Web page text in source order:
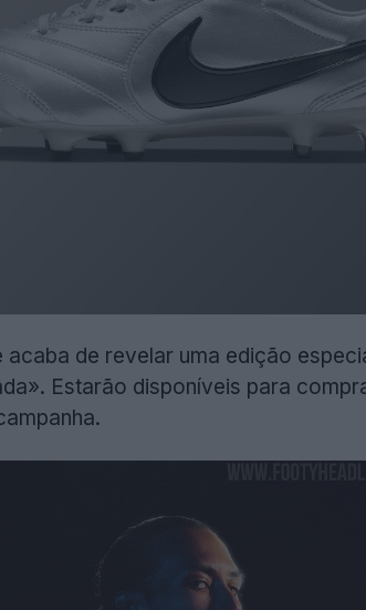
acaba de revelar uma edição
Estarão disponíveis para